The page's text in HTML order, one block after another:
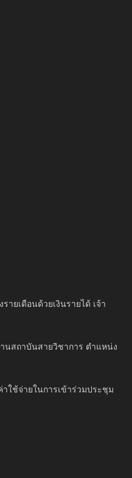
ายเดือนด้วยเงินรายได้ เจ้า
นสถาบันสายวิชาการ ตําแหน่ง
ใช้จ่ายในการเข้าร่วมประชุม